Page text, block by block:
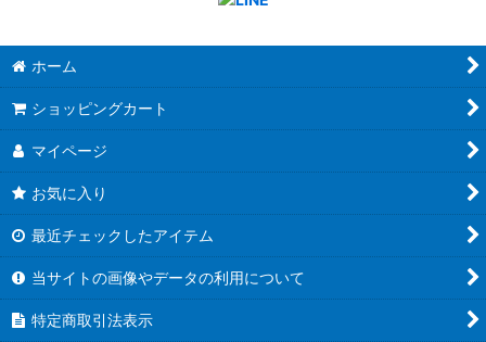
ホーム
ショッピングカート
マイページ
お気に入り
最近チェックしたアイテム
当サイトの画像やデータの利用について
特定商取引法表示